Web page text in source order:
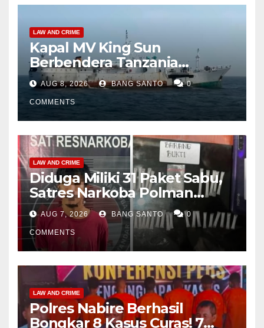
LAW AND CRIME
Kapal MV King Sun
Berbendera Tanzania
Diamankan Tim Gabungan,
Bawa 1,3 Ton Narkoba di
Perairan Bintan
AUG 8, 2026 BANG SANTO 0
COMMENTS
LAW AND CRIME
Diduga Miliki 31 Paket Sabu,
Satres Narkoba Polman
Amankan Pria di Matali
AUG 7, 2026 BANG SANTO 0
COMMENTS
LAW AND CRIME
Polres Nabire Berhasil
Bongkar 8 Kasus Curas! 7